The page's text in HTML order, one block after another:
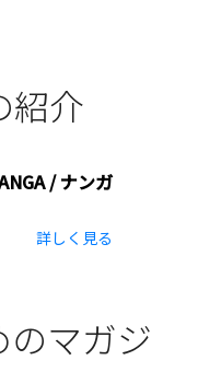
紹介
/ ナンガ
詳しく見る
マガジ